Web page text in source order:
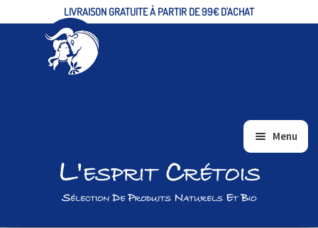
LIVRAISON GRATUITE À PARTIR DE 99€ D'ACHAT
Menu
ACCUEIL
ALIMENTAIRE/EPICERIE FINE
L'esprit Crétois
Sélection De Produits Naturels Et Bio